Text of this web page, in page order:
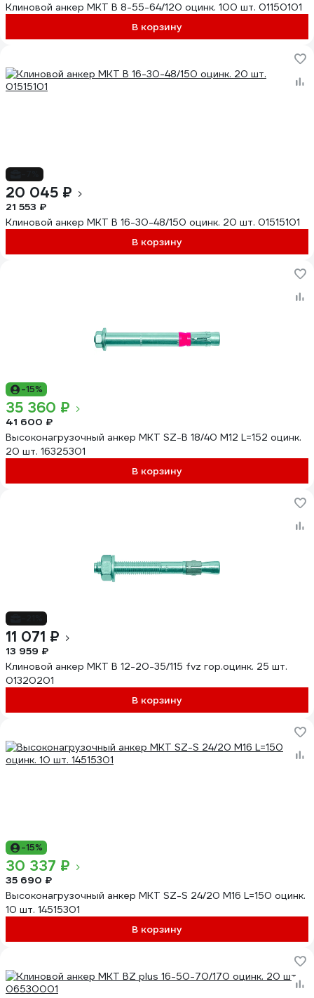
Клиновой анкер MKT B 8-55-64/120 оцинк. 100 шт. 01150101
В корзину
20 045 ₽
21 553 ₽
Клиновой анкер MKT B 16-30-48/150 оцинк. 20 шт. 01515101
В корзину
-15%
35 360 ₽
41 600 ₽
Высоконагрузочный анкер MKT SZ-B 18/40 М12 L=152 оцинк.
20 шт. 16325301
В корзину
11 071 ₽
13 959 ₽
Клиновой анкер MKT В 12-20-35/115 fvz гор.оцинк. 25 шт.
01320201
В корзину
-15%
30 337 ₽
35 690 ₽
Высоконагрузочный анкер MKT SZ-S 24/20 М16 L=150 оцинк.
10 шт. 14515301
В корзину